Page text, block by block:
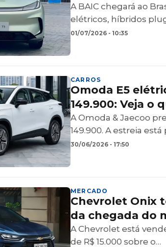
A BAIC chegará ao
elétricos, híbridos
01/07/2026 - 10:35
CARROS
Omoda E5
149.900: Veja o
A Omoda & Jaecoo
149.900. A estreia está
30/06/2026 - 17:50
MERCADO
Chevrolet Onix
da chegada do
A Chevrolet está
de R$ 15.000 sobre o…